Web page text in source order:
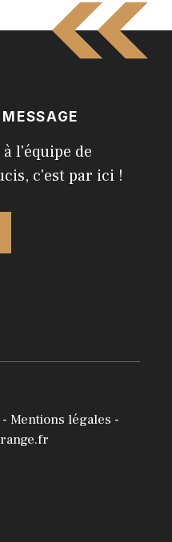
l'équipe de
c'est par ici !
- Mentions légales -